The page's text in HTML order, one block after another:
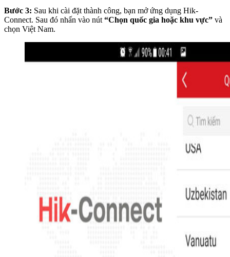
Bước 3: Sau khi cài đặt thành công, bạn mở ứng dụng Hik-
Connect. Sau đó nhấn vào nút “Chọn quốc gia hoặc khu vực” và
chọn Việt Nam.